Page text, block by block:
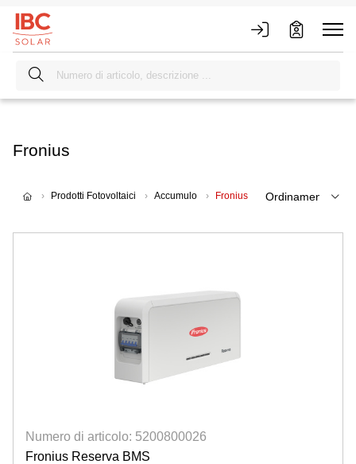
Fronius
Prodotti Fotovoltaici Accumulo Fronius
Numero di articolo: 5200800026
Fronius Reserva BMS